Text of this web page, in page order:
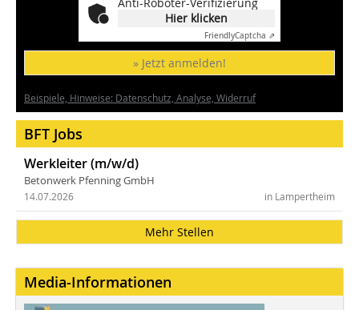
Hier klicken
FriendlyCaptcha ⇗
» Jetzt anmelden!
Beispiele, Hinweise: Datenschutz, Analyse, Widerruf
BFT Jobs
Werkleiter (m/w/d)
Betonwerk Pfenning GmbH
in Lampertheim
14.07.2026
Mehr Stellen
Media-Informationen